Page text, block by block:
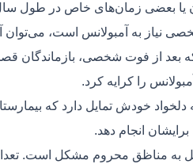
یا بعضی زمان‌های خاص در طول
نیاز به آمبولانس است، می‌توان
بعد از فوت شخصی، بازماندگان
را کرایه کرد.
خودش تمایل دارد که
برایشان انجام دهد.
به مناظق محروم مشکل است.